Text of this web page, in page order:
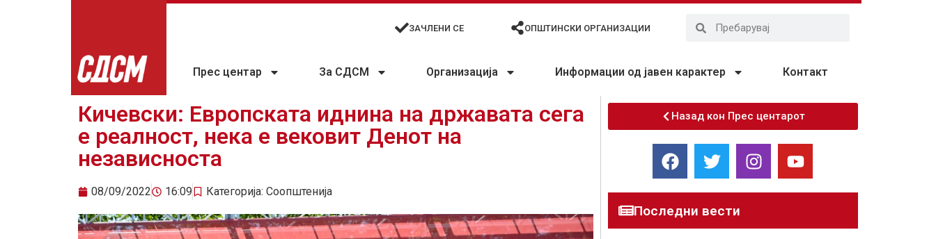
ЗАЧЛЕНИ СЕ ОПШТИНСКИ ОРГАНИЗАЦИИ
Прес центар За СДСМ Организација Информации од јавен карактер Контакт
Кичевски: Европската иднина на државата сега
е реалност, нека е вековит Денот на
независноста
08/09/2022 16:09 Категорија: Соопштенија
Назад кон Прес центарот
Последни вести